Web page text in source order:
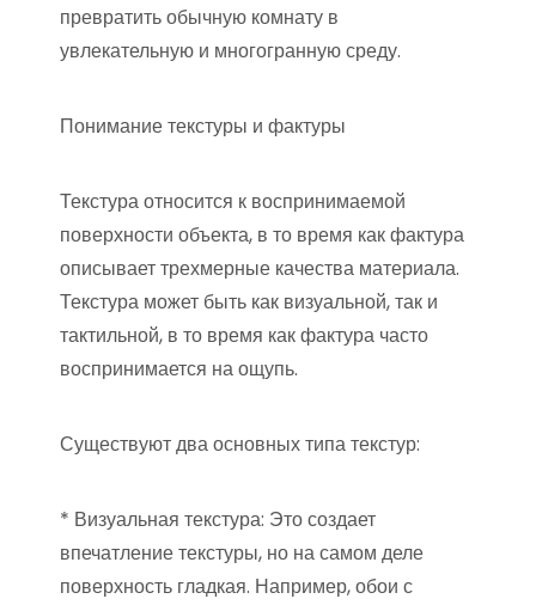
превратить обычную комнату в
увлекательную и многогранную среду.
Понимание текстуры и фактуры
Текстура относится к воспринимаемой
поверхности объекта, в то время как фактура
описывает трехмерные качества материала.
Текстура может быть как визуальной, так и
тактильной, в то время как фактура часто
воспринимается на ощупь.
Существуют два основных типа текстур:
* Визуальная текстура: Это создает
впечатление текстуры, но на самом деле
поверхность гладкая. Например, обои с